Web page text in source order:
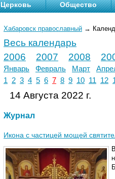
Церковь Общество
Хабаровск православный →
Весь календарь
2006
2007 2008
Январь Февраль Март
1
2 3 4 5 6 7 8 9 10 11 12
14 Августа 2022 г.
Журнал
Икона с частицей мощей